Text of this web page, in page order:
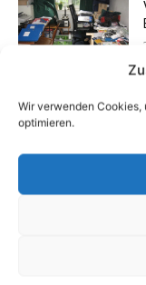
Wir verwenden Cookies,
optimieren.
Die Redaktion